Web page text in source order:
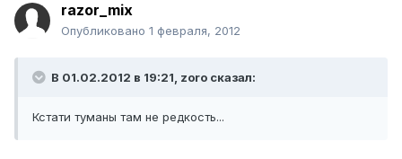
razor_mix
Опубликовано 1 февраля, 2012
В 01.02.2012 в 19:21, zoro сказал:
Кстати туманы там не редкость...